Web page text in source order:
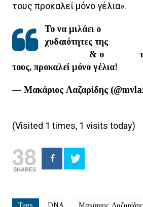
τους προκαλεί μόνο γέλια».
Το να μιλάει ο
χυδαιότητες της
& o
τους, προκαλεί μόνο γέλια!
— Μακάριος Λαζαρίδης
(Visited 1 times, 1 visits today)
38
SHARES
Tags DNA Μακάριος Λαζαρίδης